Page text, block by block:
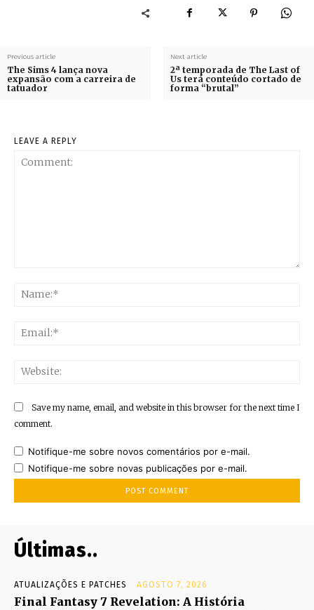
Previous article
The Sims 4 lança nova
expansão com a carreira de
tatuador
Next article
2ª temporada de The Last of
Us terá conteúdo cortado de
forma “brutal”
LEAVE A REPLY
Save my name, email, and website in this browser for the next time I
comment.
Notifique-me sobre novos comentários por e-mail.
Notifique-me sobre novas publicações por e-mail.
Últimas..
ATUALIZAÇÕES E PATCHES AGOSTO 7, 2026
Final Fantasy 7 Revelation: A História